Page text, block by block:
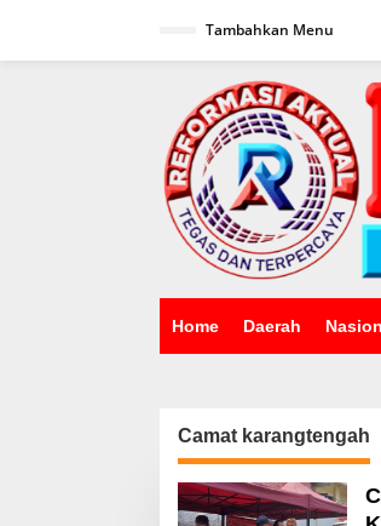
Tambahkan Menu
Home Daerah
Camat karangtengah